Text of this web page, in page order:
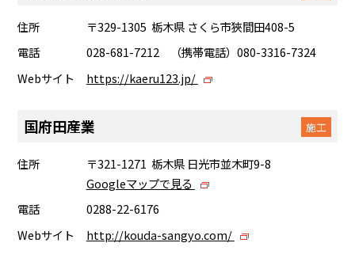
住所
〒329-1305 栃木県 さくら市狹間田408-5
電話
028-681-7212 （携帯電話）080-3316-7324
Webサイト
https://kaeru123.jp/
国府田産業 施工
住所
〒321-1271 栃木県 日光市並木町9-8
Googleマップで見る
電話
0288-22-6176
Webサイト
http://kouda-sangyo.com/